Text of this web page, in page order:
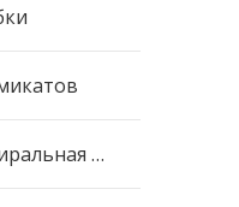
Геотермальная спиральная трубка